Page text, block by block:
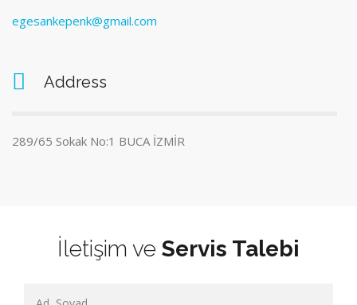
egesankepenk@gmail.com
Address
289/65 Sokak No:1 BUCA İZMİR
İletişim ve Servis Talebi